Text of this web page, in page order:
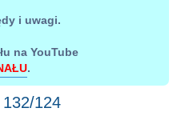
i uwagi.
na YouTube
.
124